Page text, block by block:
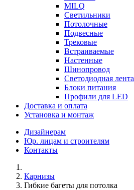
MILQ
Светильники
Потолочные
Подвесные
Трековые
Встраиваемые
Настенные
Шинопровод
Светодиодная лента
Блоки питания
Профили для LED
Доставка и оплата
Установка и монтаж
Дизайнерам
Юр. лицам и строителям
Контакты
Карнизы
Гибкие багеты для потолка